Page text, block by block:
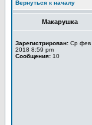
Вернуться к началу
Макарушка
Зарегистрирован: Ср фев
2018 8:59 pm
Сообщения: 10